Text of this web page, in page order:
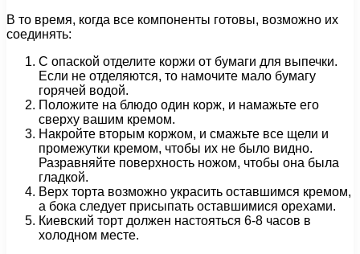
В то время, когда все компоненты готовы, возможно их
соединять:
С опаской отделите коржи от бумаги для выпечки.
Если не отделяются, то намочите мало бумагу
горячей водой.
Положите на блюдо один корж, и намажьте его
сверху вашим кремом.
Накройте вторым коржом, и смажьте все щели и
промежутки кремом, чтобы их не было видно.
Разравняйте поверхность ножом, чтобы она была
гладкой.
Верх торта возможно украсить оставшимся кремом,
а бока следует присыпать оставшимися орехами.
Киевский торт должен настояться 6-8 часов в
холодном месте.